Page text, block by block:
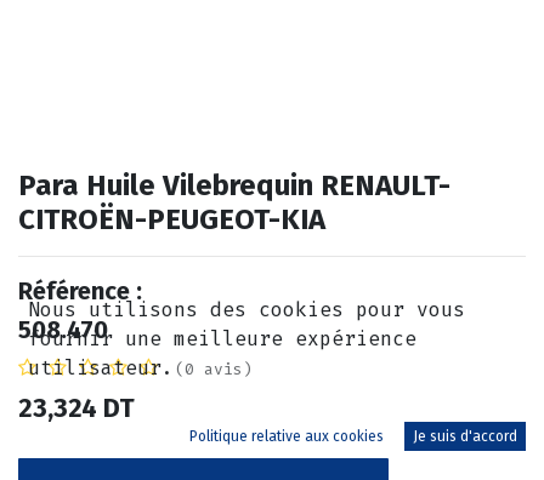
Para Huile Vilebrequin RENAULT-
CITROËN-PEUGEOT-KIA
Référence :
508.470
(0 avis)
23,324 DT
Nous utilisons des cookies pour vous
fournir une meilleure expérience
utilisateur.
Politique relative aux cookies Je suis d'accord